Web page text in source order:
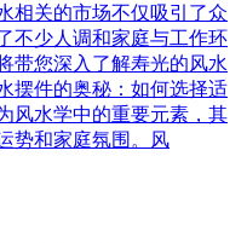
相关的市场不仅吸引了众
不少人调和家庭与工作环
带您深入了解寿光的风水
摆件的奥秘：如何选择适
风水学中的重要元素，其
势和家庭氛围。风